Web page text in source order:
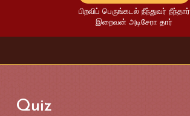
பிறவிப் பெருங்கடல் நீந்துவர் நீந்தார்
இறைவன் அடிசேரா தார்
Quiz